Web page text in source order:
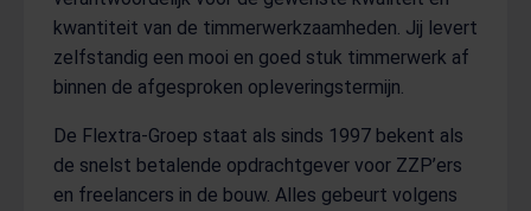
kwantiteit van de timmerwerkzaamheden. Jij levert
zelfstandig een mooi en goed stuk timmerwerk af
binnen de afgesproken opleveringstermijn.
De Flextra-Groep staat als sinds 1997 bekent als
de snelst betalende opdrachtgever voor ZZP’ers
en freelancers in de bouw. Alles gebeurt volgens